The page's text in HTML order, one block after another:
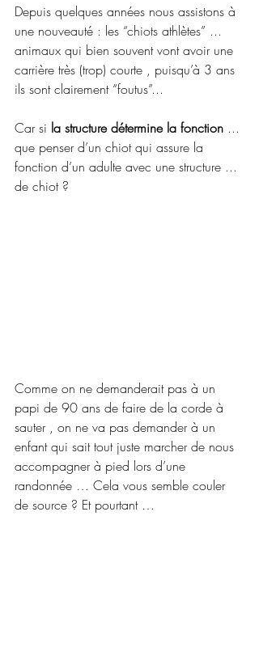
Depuis quelques années nous assistons à
une nouveauté : les “chiots athlètes” ...
animaux qui bien souvent vont avoir une
carrière très (trop) courte , puisqu’à 3 ans
ils sont clairement “foutus”...
Car si la structure détermine la fonction ...
que penser d’un chiot qui assure la
fonction d’un adulte avec une structure ...
de chiot ?
Comme on ne demanderait pas à un
papi de 90 ans de faire de la corde à
sauter , on ne va pas demander à un
enfant qui sait tout juste marcher de nous
accompagner à pied lors d’une
randonnée … Cela vous semble couler
de source ? Et pourtant …